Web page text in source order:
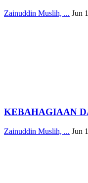
Zainuddin Muslih, ... Jun
KEBAHAGIAAN
Zainuddin Muslih, ... Jun